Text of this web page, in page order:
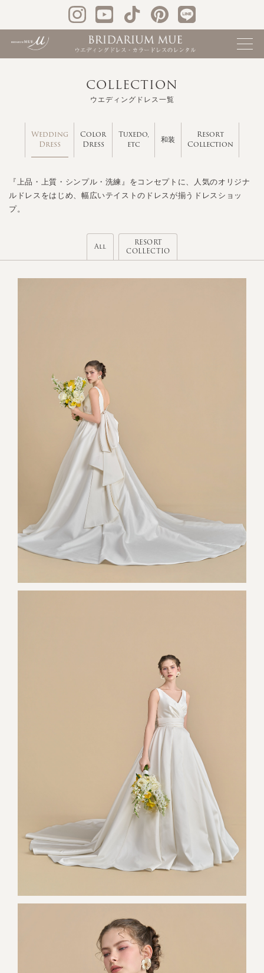
COLLECTION
ウエディングドレス一覧
Wedding
Dress
Color
Dress
Tuxedo,
etc
和装
Resort
Collection
『上品・上質・シンプル・洗練』をコンセプトに、人気のオリジナ
ルドレスをはじめ、幅広いテイストのドレスが揃うドレスショッ
プ。
All
RESORT
COLLECTIO